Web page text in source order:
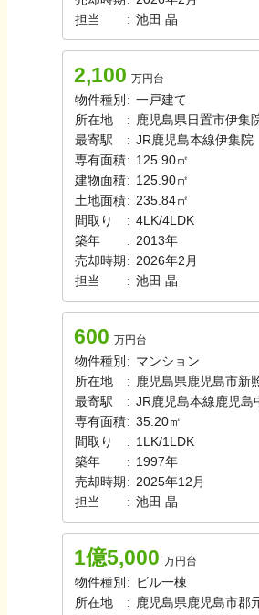
担当
: 池田 晶
2,100 万円台
物件種別 : 一戸建て
所在地
: 鹿児島県日置市伊集
最寄駅
: JR鹿児島本線伊集院
専有面積: 125.90㎡
建物面積: 125.90㎡
土地面積: 235.84㎡
間取り
: 4LK/4LDK
築年
: 2013年
売却時期 : 2026年2月
担当
: 池田 晶
600 万円台
物件種別 : マンション
所在地
: 鹿児島県鹿児島市新
最寄駅
: JR鹿児島本線鹿児島
専有面積: 35.20㎡
間取り
: 1LK/1LDK
築年
: 1997年
売却時期 : 2025年12月
担当
: 池田 晶
1億5,000 万円台
物件種別 : ビル一棟
所在地
: 鹿児島県鹿児島市郡